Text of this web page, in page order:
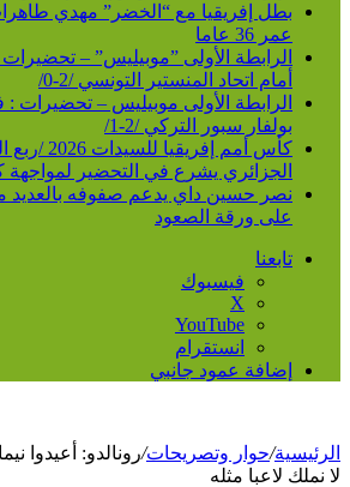
بطل إفريقيا مع “الخضر” مهدي
عمر 36 عاما
الرابطة الأولى ”موبيليس” –
أمام اتحاد المنستير التونسي /2-0/
الرابطة الأولى موبيليس –
بولفار سبور التركي /2-1/
كأس أمم
الجزائري يشرع في التحضير لمواجهة
نصر حسين داي يدعم صفوفه بالعديد
على ورقة الصعود
تابعنا
فيسبوك
‫X
‫YouTube
انستقرام
إضافة عمود جانبي
الرئيسية/حوار وتصريحات/رونالدو: أعيدوا
لا نملك لاعبا مثله